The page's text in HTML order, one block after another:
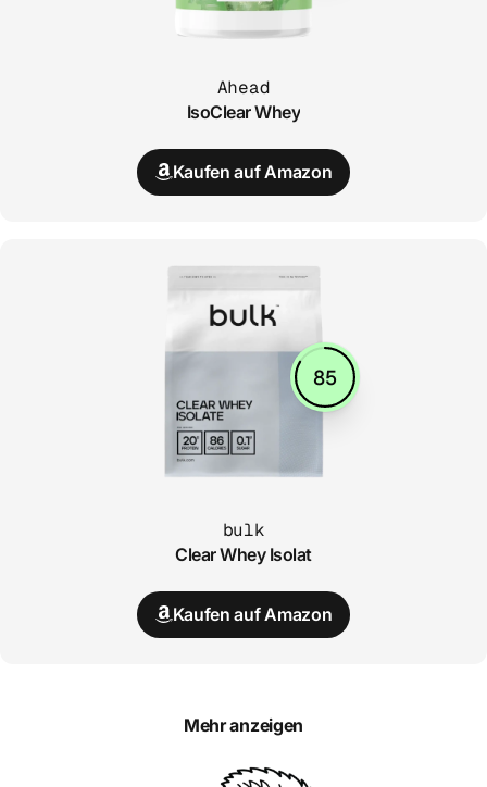
Ahead
IsoClear Whey
Kaufen auf Amazon
85
bulk
Clear Whey Isolat
Kaufen auf Amazon
Mehr anzeigen